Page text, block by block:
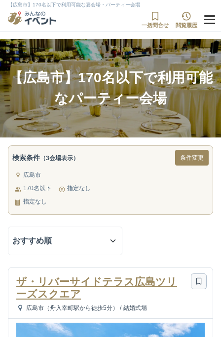
【広島市】170名以下で利用可能な宴会場・パーティー会場
一括問合せ 閲覧履歴
【広島市】170名以下で利用可能
なパーティー会場
検索条件 （3会場表示） 条件変更
広島市
170名以下
指定なし
指定なし
ザ・リバーサイドテラス広島ツリ
ーズスクエア
広島市（舟入幸町駅から徒歩5分） / 結婚式場